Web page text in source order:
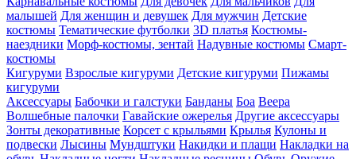
малышей Для женщин и девушек Для мужчин Детские
костюмы Тематические футболки 3D платья Костюмы-
наездники Морф-костюмы, зентай Надувные костюмы Смарт-
костюмы
Кигуруми Взрослые кигуруми Детские кигуруми Пижамы
кигуруми
Аксессуары Бабочки и галстуки Банданы Боа Веера
Волшебные палочки Гавайские ожерелья Другие аксессуары
Зонты декоративные Корсет с крыльями Крылья Кулоны и
подвески Лысины Мундштуки Накидки и плащи Накладки на